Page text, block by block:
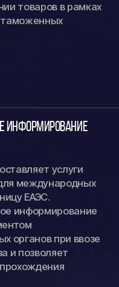
товаров в рамках
таможенных
информирование
услуги
международных
ЕАЭС.
информирование
органов при ввозе
и позволяет